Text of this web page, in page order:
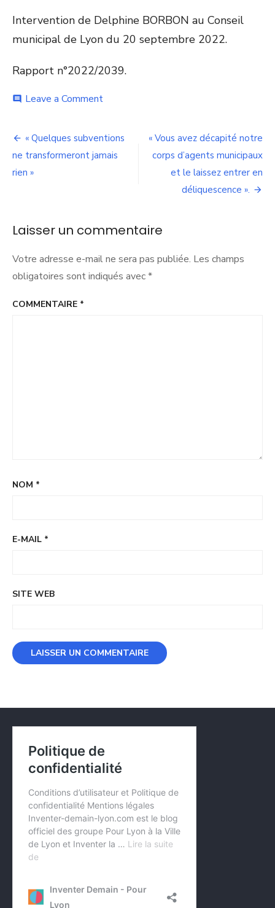
Intervention de Delphine BORBON au Conseil
municipal de Lyon du 20 septembre 2022.
Rapport n°2022/2039.
comment Leave a Commenton
2023-
:
Navigation
de
l’article
« Quelques subventions
ne transformeront jamais
rien »
« Vous avez décapité notre
corps d’agents municipaux
et le laissez entrer en
déliquescence ».
Laisser un commentaire
Votre adresse e-mail ne sera pas publiée. Les champs
obligatoires sont indiqués avec*
COMMENTAIRE *
NOM *
E-MAIL *
SITE WEB